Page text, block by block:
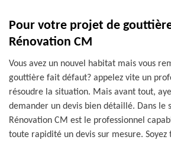
Pour votre projet de
Rénovation CM
Vous avez un nouvel habitat mais vous
gouttière fait défaut? appelez vite un
résoudre la situation. Mais avant tout,
demander un devis bien détaillé. Dans le
Rénovation CM est le professionnel
toute rapidité un devis sur mesure.